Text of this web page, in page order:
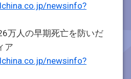
newsinfo?
万人の早期死亡を防いだ
ア
newsinfo?